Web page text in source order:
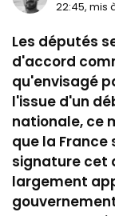
22:45, mis
Les députés
d'accord
qu'envisagé
l'issue d'un
nationale, ce
que la France
signature cet
largement